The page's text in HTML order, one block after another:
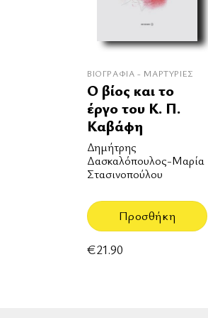
ΒΙΟΓΡΑΦΊΑ - ΜΑΡΤΥΡΊΕΣ
Ο βίος και το
έργο του Κ. Π.
Καβάφη
Δημήτρης
Δασκαλόπουλος-Μαρία
Στασινοπούλου
Προσθήκη
€21.90